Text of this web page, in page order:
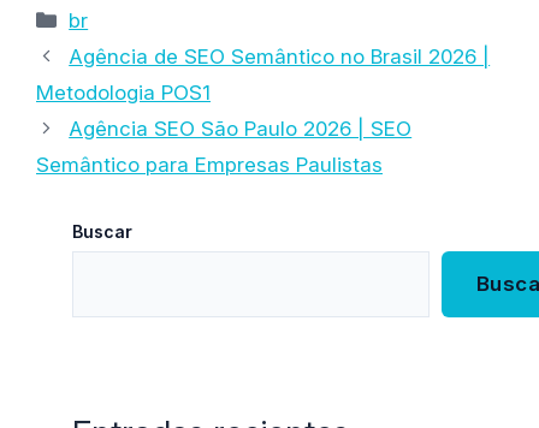
Categorías
br
Agência de SEO Semântico no Brasil 2026 |
Metodologia POS1
Agência SEO São Paulo 2026 | SEO
Semântico para Empresas Paulistas
Buscar